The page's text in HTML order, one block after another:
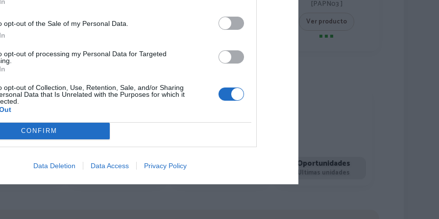
opt-out of the Sale of my Personal Data.
opt-out of processing my Personal Data for Targeted
opt-out of Collection, Use, Retention, Sale, and/or Sharing
Data that Is Unrelated with the Purposes for which it
CONFIRM
Data Deletion Data Access Privacy Policy
[PAPN03 ]
Ver producto
por estilo
hippie mujer Ropa hippie hombre
Pantalones, camisas..
Oportunidades
Últimas unidades